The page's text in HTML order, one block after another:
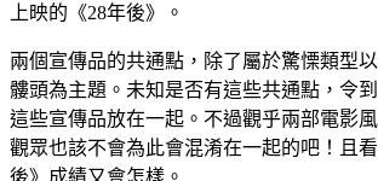
上映的《28年後》。
兩個宣傳品的共通點，除了屬於驚慄類型
髏頭為主題。未知是否有這些共通點，令
這些宣傳品放在一起。不過觀乎兩部電影
觀眾也該不會為此會混淆在一起的吧！且
後》成績又會怎樣。